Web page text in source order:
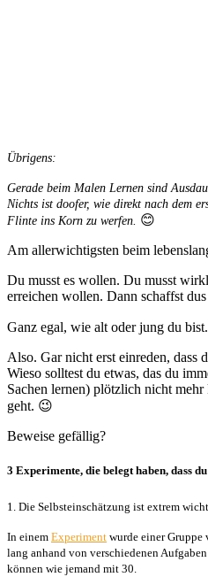
Übrigens:
Gerade beim Malen Lernen sind
Nichts ist doofer, wie direkt nach dem
Flinte ins Korn zu werfen. 😊
Am allerwichtigsten beim
Du musst es wollen. Du musst
erreichen wollen. Dann schaffst dus
Ganz egal, wie alt oder jung du
Also. Gar nicht erst einreden, dass
Wieso solltest du etwas, das du
Sachen lernen) plötzlich nicht
geht. 😉
Beweise gefällig?
3 Experimente, die belegt haben, dass
1. Die Selbsteinschätzung ist extrem
In einem Experiment wurde einer Gruppe
lang anhand von verschiedenen
können wie jemand mit 30.